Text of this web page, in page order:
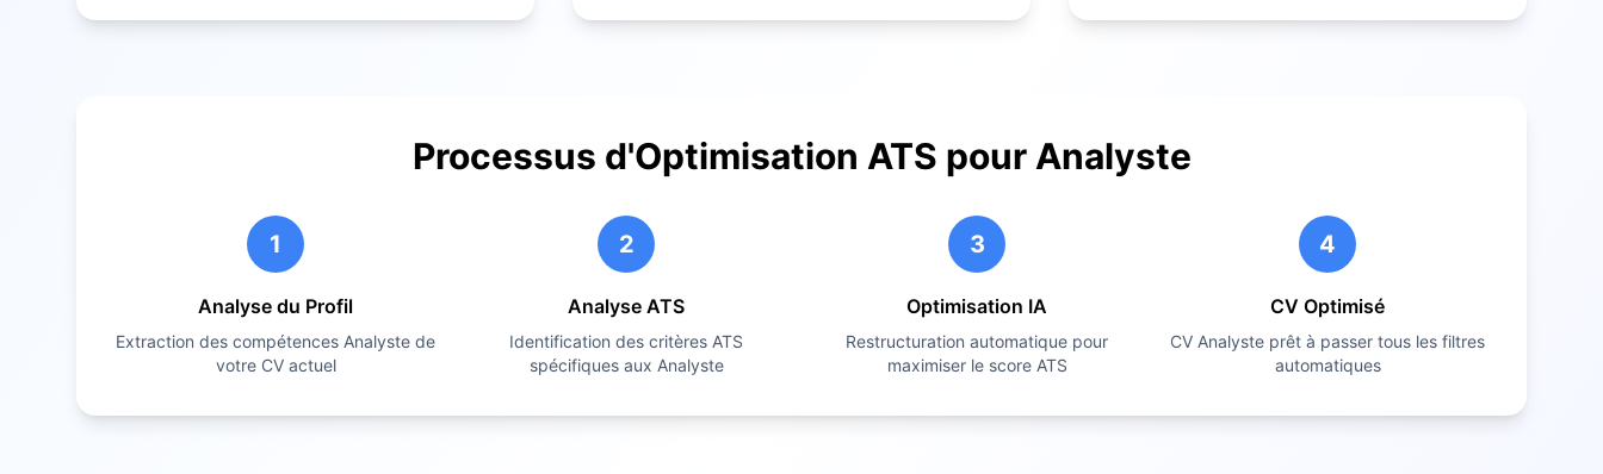
Processus d'Optimisation ATS pour Analyste
1
Analyse du Profil
Extraction des compétences Analyste de
votre CV actuel
2
Analyse ATS
Identification des critères ATS
spécifiques aux Analyste
3
Optimisation IA
Restructuration automatique pour
maximiser le score ATS
4
CV Optimisé
CV Analyste prêt à passer tous les filtres
automatiques